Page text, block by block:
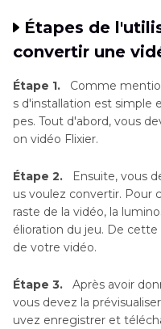
Étapes de
convertir une
Étape 1.
Comme
s d'installation est simple
pes. Tout d'abord, vous
on vidéo Flixier.
Étape 2.
Ensuite, vous
us voulez convertir. Pour
raste de la vidéo, la
élioration du jeu. De
de votre vidéo.
Étape 3.
Après avoir
vous devez la
uvez enregistrer et